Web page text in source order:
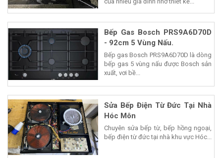
Bếp Gas Bosch PRS9A6D70D
- 92cm 5 Vùng Nấu.
Bếp gas Bosch PRS9A6D70D là dòng
bếp gas 5 vùng nấu được Bosch sản
xuất, vơi bề...
Sửa Bếp Điện Từ Đức Tại Nhà
Hóc Môn
Chuyên sửa bếp từ, bếp hồng ngoại,
bếp điện từ đức tại nhà khu vực Hóc...